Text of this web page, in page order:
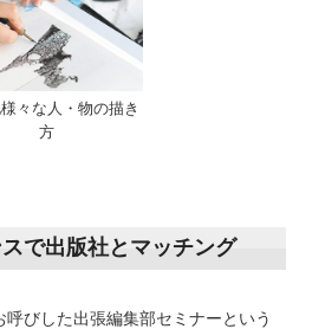
々な人・物の描き
方
で出版社とマッチング
びした出張編集部セミナーという